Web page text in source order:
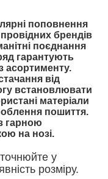
поповнення
брендів
поєднання
гарантують
асортименту.
від
встановлювати
матеріали
пошиття.
гарною
на нозі.
у
розміру.